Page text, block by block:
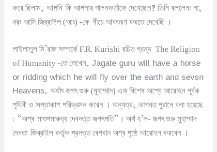
করে ছিলাম,আপনি কি আপনার পালনকর্তাকে দেখেছেন?তিনি বললেনঃ না,
বরং আমি জিব্রাঈল (আঃ) -কে নীচে আবতরণ করতে দেখেছি ।
লাইলাতুল মি’রাজ সম্পর্কে F.R. Kurishi রচিত গ্রন্থ The Religion
of Humanity -তেলেখেন, Jagate guru will have a horse
or ridding which he will fly over the earth and sevsn
Heavens.অর্থাৎ জগৎ গুরু (মুহাম্মাদ) এক বিশেষ অশ্বে আরোহন পূর্বক
পৃথিবী ও সপ্তাকাশ পরিভ্রমন করেন ।অন্যত্র,ভাগবত পুরানে বলা হয়েছে
: “অশ্ব মাশুগমারুহ্য দেবদত্ত জগৎপতি” ।অর্থ হ’ল- জগৎ গুরু মুহাম্মাদ
দেবতা জিব্রাইল কর্তৃক প্রদত্ত বেগবান অশ্ব পৃষ্ঠে আরোহন করবেন ।